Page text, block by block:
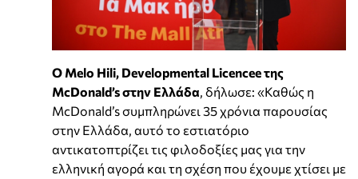
Ο Melo Hili, Developmental Licencee της
McDonald’s στην Ελλάδα, δήλωσε: «Καθώς η
McDonald’s συμπληρώνει 35 χρόνια παρουσίας
στην Ελλάδα, αυτό το εστιατόριο
αντικατοπτρίζει τις φιλοδοξίες μας για την
ελληνική αγορά και τη σχέση που έχουμε χτίσει με